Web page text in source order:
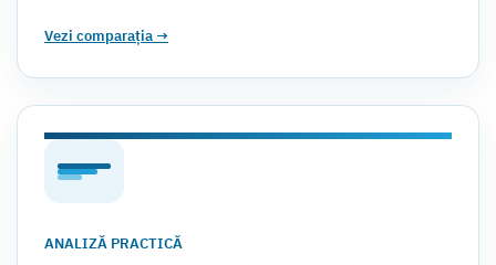
Vezi comparația →
ANALIZĂ PRACTICĂ